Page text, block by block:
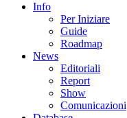
Info
Per Iniziare
Guide
Roadmap
News
Editoriali
Report
Show
Comunicazioni